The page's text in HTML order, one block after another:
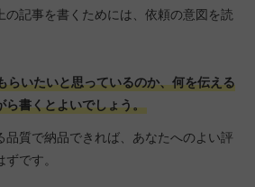
の記事を書くためには、依頼の意図を読
らいたいと思っているのか、何を伝える
ら書くとよいでしょう。
品質で納品できれば、あなたへのよい評
です。